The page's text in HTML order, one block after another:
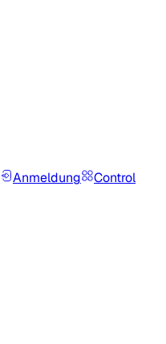
Anmeldung
Control